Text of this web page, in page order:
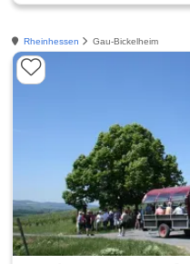
Rheinhessen Gau-Bickelheim